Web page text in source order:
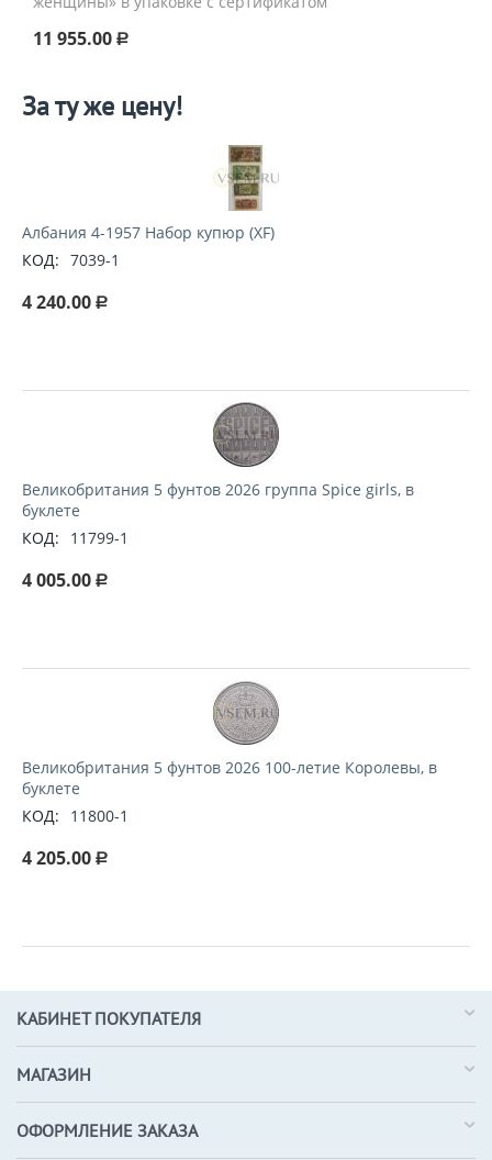
11 955.00 Р
За ту же цену!
Албания 4-1957 Набор купюр (XF)
КОД: 7039-1
4 240.00 Р
Великобритания 5 фунтов 2026 группа Spice girls, в
буклете
КОД:
11799-1
4 005.00 Р
Великобритания 5 фунтов 2026 100-летие Королевы, в
буклете
КОД:
11800-1
4 205.00 Р
КАБИНЕТ ПОКУПАТЕЛЯ
МАГАЗИН
ОФОРМЛЕНИЕ ЗАКАЗА